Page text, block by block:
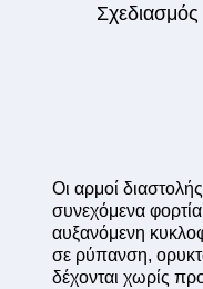
Σχεδιασμός
Οι αρμοί διαστολής
συνεχόμενα
αυξανόμενη
σε ρύπανση,
δέχονται χωρίς